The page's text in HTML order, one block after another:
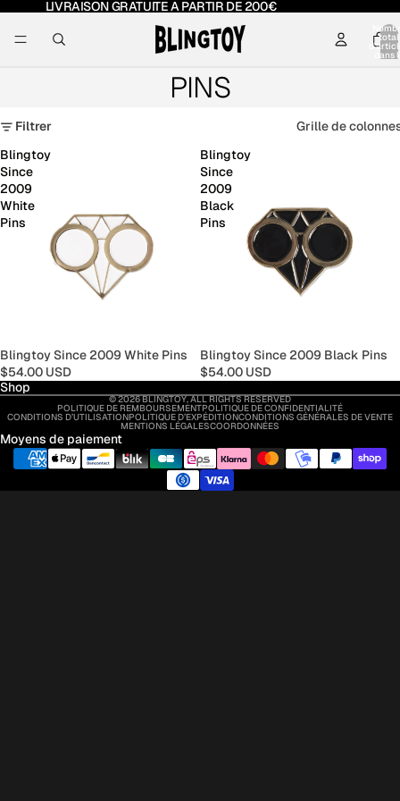
LIVRAISON GRATUITE A PARTIR DE 200€
total
dans
PINS
Filtrer
Grille de
Blingtoy
Since
2009
White
Pins
Blingtoy Since 2009 White Pins
$54.00 USD
Blingtoy
Since
2009
Black
Pins
Blingtoy Since 2009 Black Pins
$54.00 USD
Shop
© 2026BLINGTOY,ALL RIGHTS RESERVED
POLITIQUE DE REMBOURSEMENTPOLITIQUE DE CONFIDENTIALITÉ
CONDITIONS D’UTILISATIONPOLITIQUE D’EXPÉDITIONCONDITIONS GÉNÉRALES DE VENTE
MENTIONS LÉGALESCOORDONNÉES
Moyens de paiement